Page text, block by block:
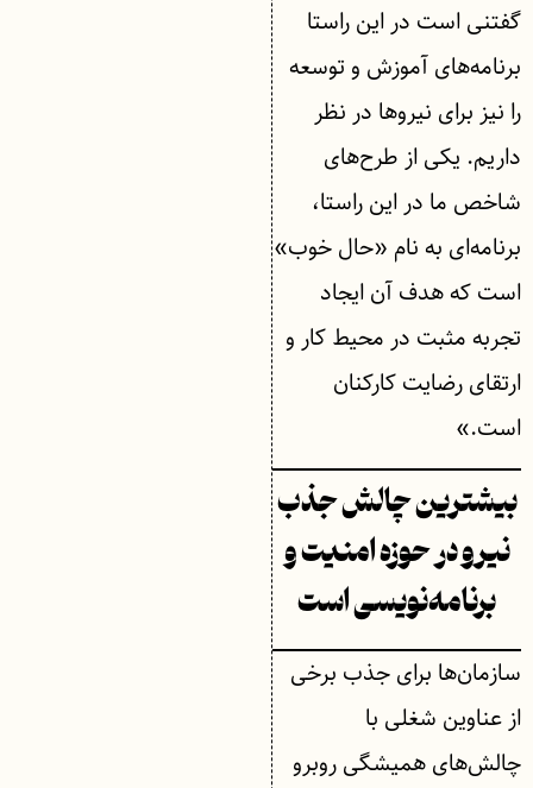
گفتنی است در این راستا
برنامه‌های آموزش و توسعه
را نیز برای نیروها در نظر
داریم. یکی از طرح‌های
شاخص ما در این راستا،
برنامه‌ای به نام «حال خوب»
است که هدف آن ایجاد
تجربه مثبت در محیط کار و
ارتقای رضایت کارکنان
است.»
بیشترین چالش جذب
نیرو در حوزه امنیت و
برنامه‌نویسی است
سازمان‌ها برای جذب برخی
از عناوین شغلی با
چالش‌های همیشگی روبرو